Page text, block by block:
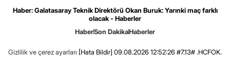
Haber: Galatasaray Teknik Direktörü Okan Buruk: Yarınki maç farklı
olacak - Haberler
HaberSon DakikaHaberler
Gizlilik ve çerez ayarları [Hata Bildir] 09.08.2026 12:52:26 #7.13# .HCFOK.